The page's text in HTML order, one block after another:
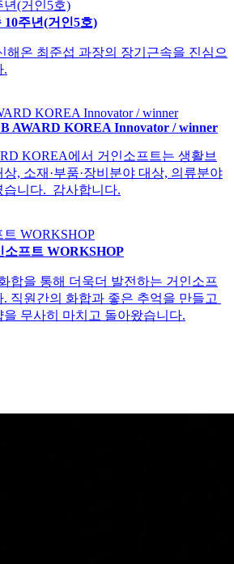
10주년(거인5호)
해온 최준섭 과장의 장기근속을 진심으
.
AWARD KOREA Innovator / winner
KOREA에서 거인소프트는 생활브
, 소재·부품·장비분야 대상, 의류분야
습니다. 감사합니다.
소프트 WORKSHOP
합을 통해 더욱더 발전하는 거인소프
. 직원간의 화합과 좋은 추억을 만들고
을 무사히 마치고 돌아왔습니다.